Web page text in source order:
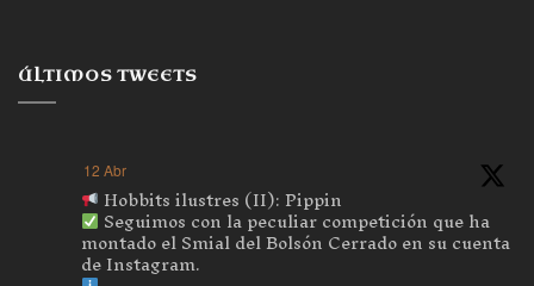
ÚLTIMOS TWEETS
12 Abr
Hobbits ilustres (II): Pippin
Seguimos con la peculiar competición que ha
montado el Smial del Bolsón Cerrado en su cuenta
de Instagram.